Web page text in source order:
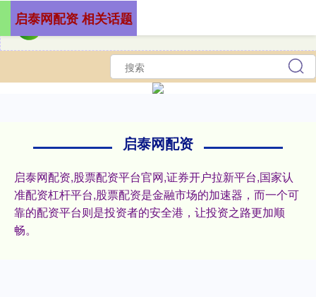
启泰网配资
启泰网配资,股票配资平台官网,证券开户拉新平台,国家认
准配资杠杆平台,股票配资是金融市场的加速器，而一个可
靠的配资平台则是投资者的安全港，让投资之路更加顺
畅。
启泰网配资 相关话题